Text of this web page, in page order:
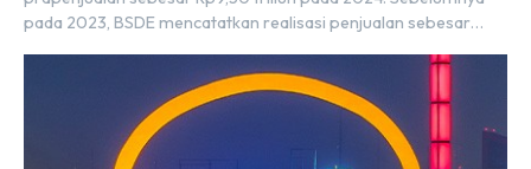
pada 2023, BSDE mencatatkan realisasi penjualan sebesar
Rp8,80 triliun. Menurut Direktur BSDE Hermawan Wijaya
menghadapi 2024, kondisi ekonomi global maupun nasional
dapat memengaruhi pertimbangan masyarakat untuk
membeli rumah maupun investasi di sektor […]